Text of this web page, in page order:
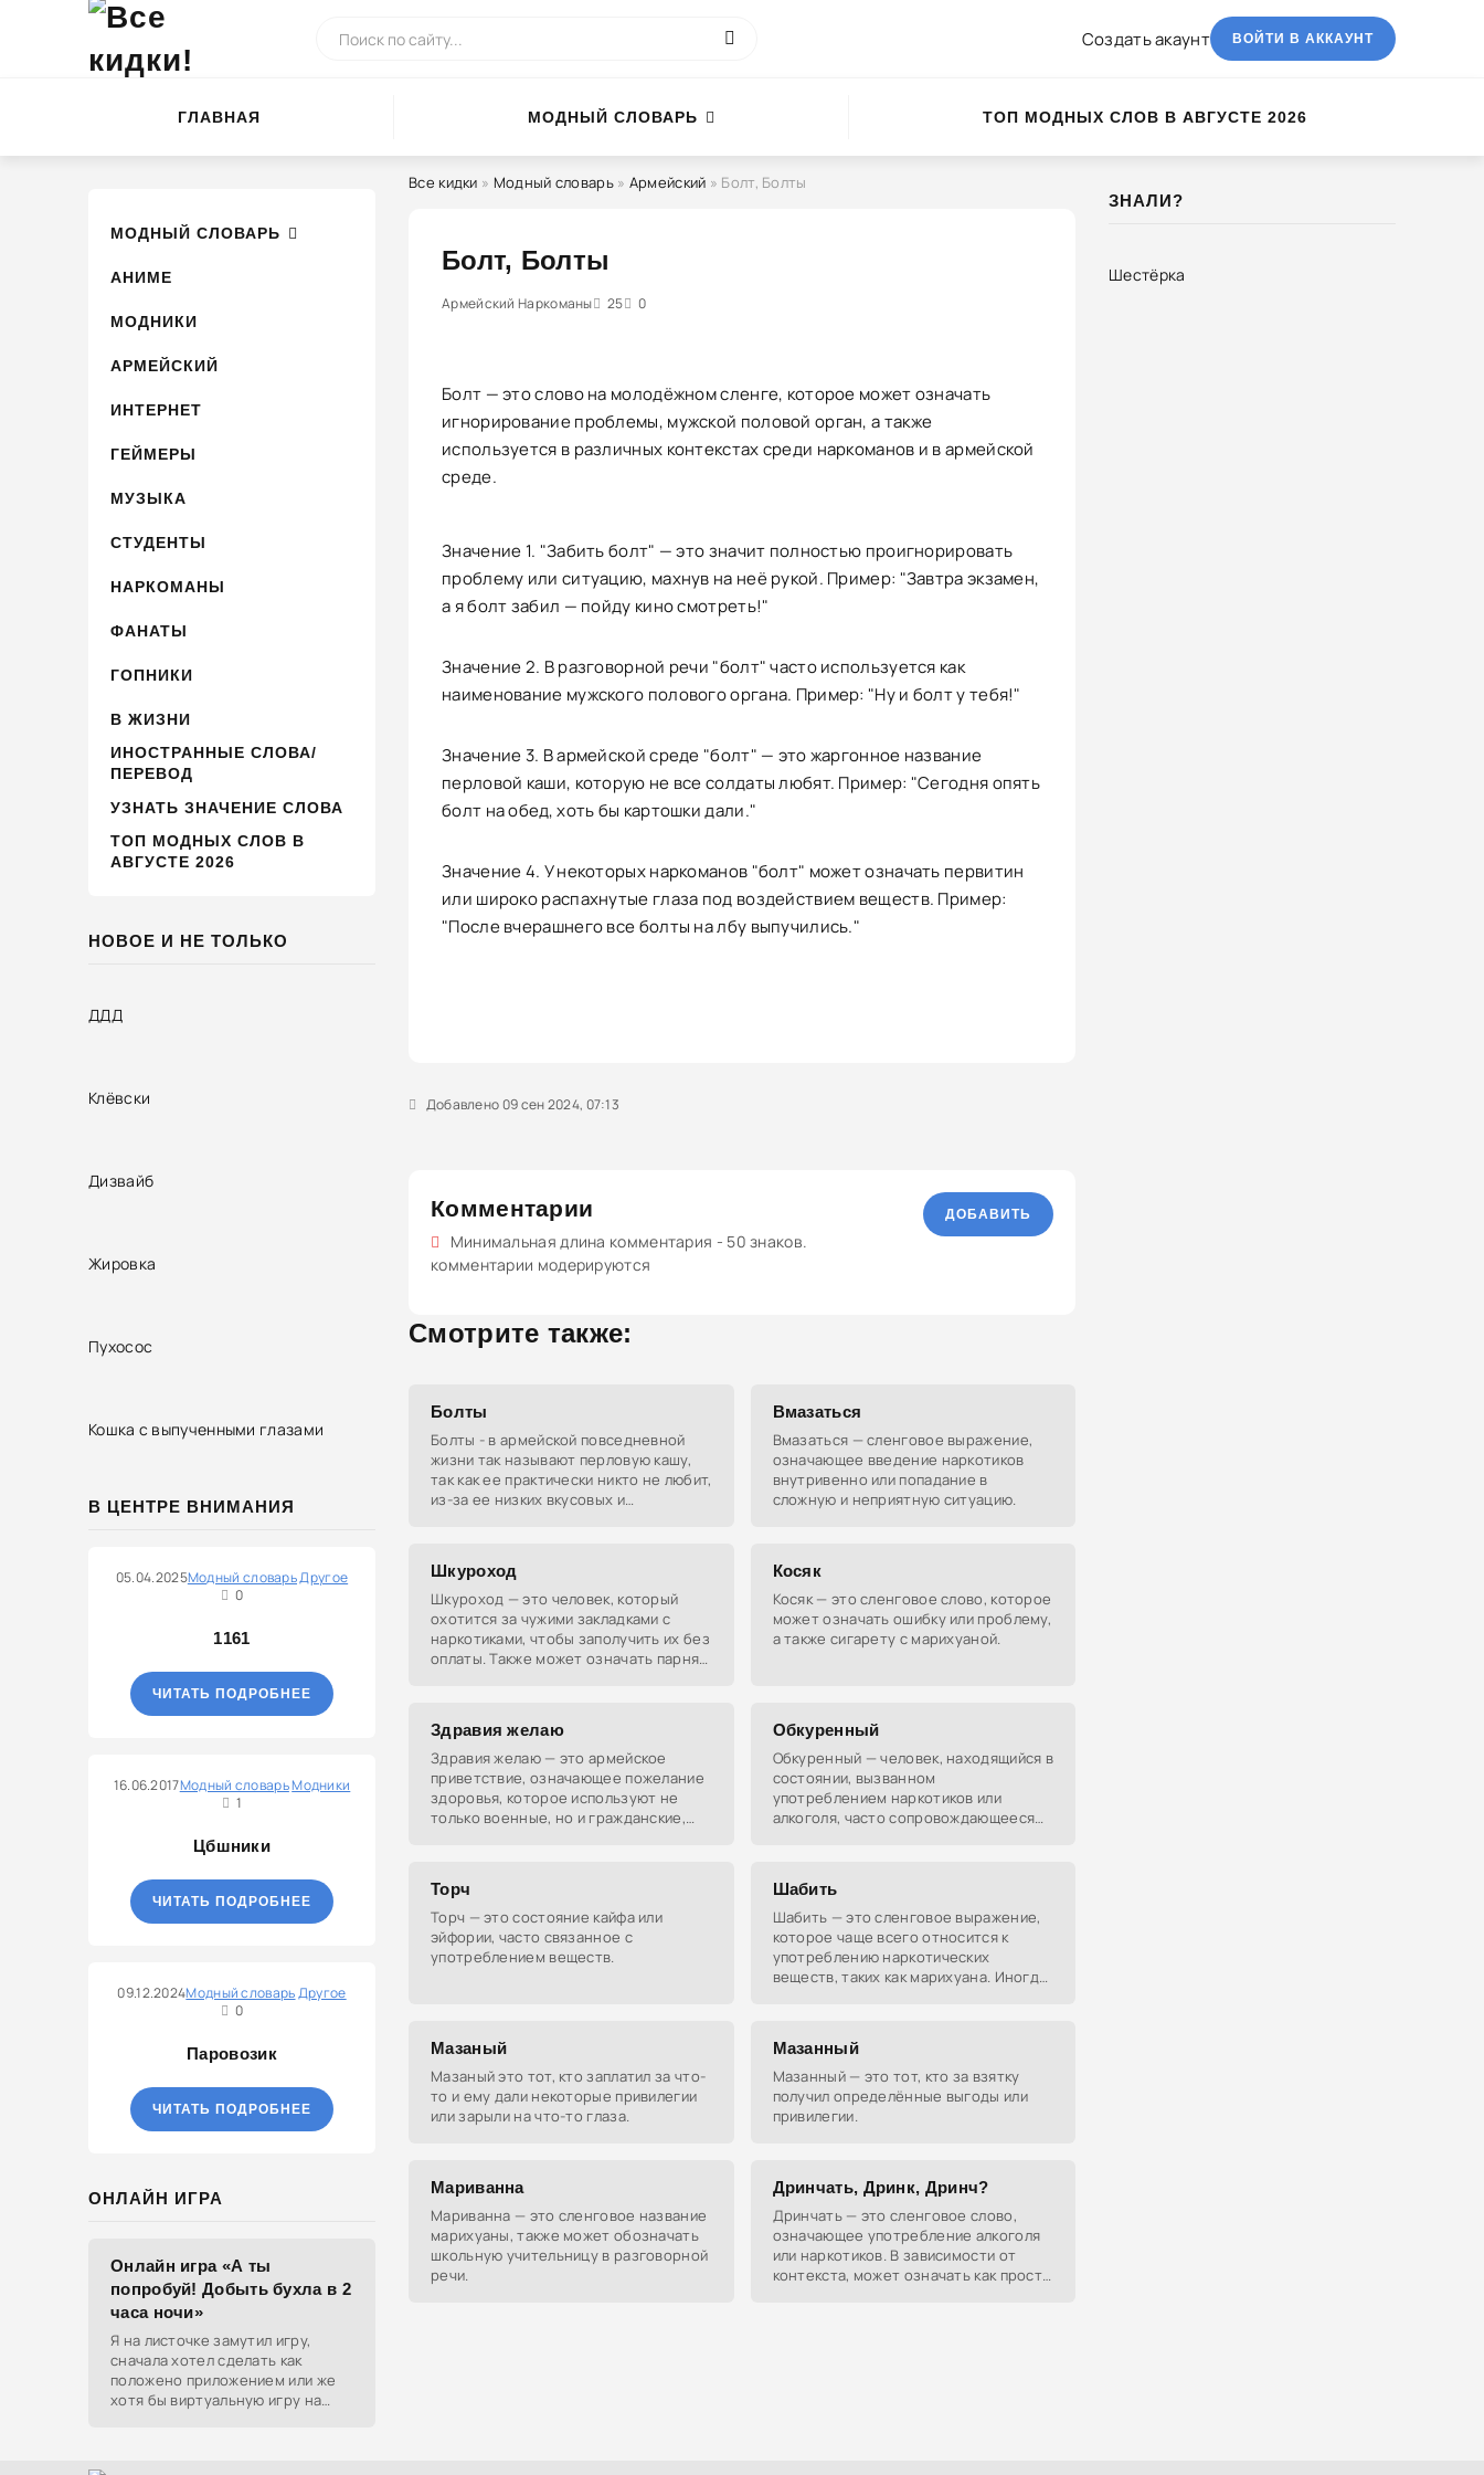
Создать акаунт ВОЙТИ В АККАУНТ
ГЛАВНАЯ МОДНЫЙ СЛОВАРЬ ТОП МОДНЫХ СЛОВ В АВГУСТЕ 2026
МОДНЫЙ СЛОВАРЬ
АНИМЕ
МОДНИКИ
АРМЕЙСКИЙ
ИНТЕРНЕТ
ГЕЙМЕРЫ
МУЗЫКА
СТУДЕНТЫ
НАРКОМАНЫ
ФАНАТЫ
ГОПНИКИ
В ЖИЗНИ
ИНОСТРАННЫЕ СЛОВА/
ПЕРЕВОД
УЗНАТЬ ЗНАЧЕНИЕ СЛОВА
ТОП МОДНЫХ СЛОВ В
АВГУСТЕ 2026
НОВОЕ И НЕ ТОЛЬКО
ДДД
Клёвски
Дизвайб
Жировка
Пухосос
Кошка с выпученными глазами
В ЦЕНТРЕ ВНИМАНИЯ
05.04.2025Модный словарьДругое
0
1161
ЧИТАТЬ ПОДРОБНЕЕ
16.06.2017Модный словарьМодники
1
Цбшники
ЧИТАТЬ ПОДРОБНЕЕ
09.12.2024Модный словарьДругое
0
Паровозик
ЧИТАТЬ ПОДРОБНЕЕ
ОНЛАЙН ИГРА
Онлайн игра «А ты
попробуй! Добыть бухла в 2
часа ночи»
Я на листочке замутил игру,
сначала хотел сделать как
положено приложением или же
хотя бы виртуальную игру на
Все кидки » Модный словарь» Армейский » Болт, Болты
Болт, Болты
Армейский Наркоманы 25 0
1 2 3 4 5
Болт — это слово на молодёжном сленге, которое может означать
игнорирование проблемы, мужской половой орган, а также
используется в различных контекстах среди наркоманов и в армейской
среде.
Значение 1. "Забить болт" — это значит полностью проигнорировать
проблему или ситуацию, махнув на неё рукой. Пример: "Завтра экзамен,
а я болт забил — пойду кино смотреть!"
Значение 2. В разговорной речи "болт" часто используется как
наименование мужского полового органа. Пример: "Ну и болт у тебя!"
Значение 3. В армейской среде "болт" — это жаргонное название
перловой каши, которую не все солдаты любят. Пример: "Сегодня опять
болт на обед, хоть бы картошки дали."
Значение 4. У некоторых наркоманов "болт" может означать первитин
или широко распахнутые глаза под воздействием веществ. Пример:
"После вчерашнего все болты на лбу выпучились."
Добавлено 09 сен 2024, 07:13
Комментарии
Минимальная длина комментария - 50 знаков.
комментарии модерируются
ДОБАВИТЬ
Смотрите также:
Болты
Болты - в армейской повседневной
жизни так называют перловую кашу,
так как ее практически никто не любит,
из-за ее низких вкусовых и
Вмазаться
Вмазаться — сленговое выражение,
означающее введение наркотиков
внутривенно или попадание в
сложную и неприятную ситуацию.
Шкуроход
Шкуроход — это человек, который
охотится за чужими закладками с
наркотиками, чтобы заполучить их без
оплаты. Также может означать парня,
Косяк
Косяк — это сленговое слово, которое
может означать ошибку или проблему,
а также сигарету с марихуаной.
Здравия желаю
Здравия желаю — это армейское
приветствие, означающее пожелание
здоровья, которое используют не
только военные, но и гражданские,
Обкуренный
Обкуренный — человек, находящийся в
состоянии, вызванном
употреблением наркотиков или
алкоголя, часто сопровождающееся
Торч
Торч — это состояние кайфа или
эйфории, часто связанное с
употреблением веществ.
Шабить
Шабить — это сленговое выражение,
которое чаще всего относится к
употреблению наркотических
веществ, таких как марихуана. Иногда
Мазаный
Мазаный это тот, кто заплатил за что-
то и ему дали некоторые привилегии
или зарыли на что-то глаза.
Мазанный
Мазанный — это тот, кто за взятку
получил определённые выгоды или
привилегии.
Мариванна
Мариванна — это сленговое название
марихуаны, также может обозначать
школьную учительницу в разговорной
речи.
Дринчать, Дринк, Дринч?
Дринчать — это сленговое слово,
означающее употребление алкоголя
или наркотиков. В зависимости от
контекста, может означать как просто
ЗНАЛИ?
Шестёрка